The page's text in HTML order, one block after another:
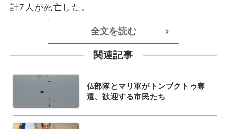
計7人が死亡した。
全文を読む >
関連記事
仏部隊とマリ軍がトンブクトゥ奪
還、歓迎する市民たち